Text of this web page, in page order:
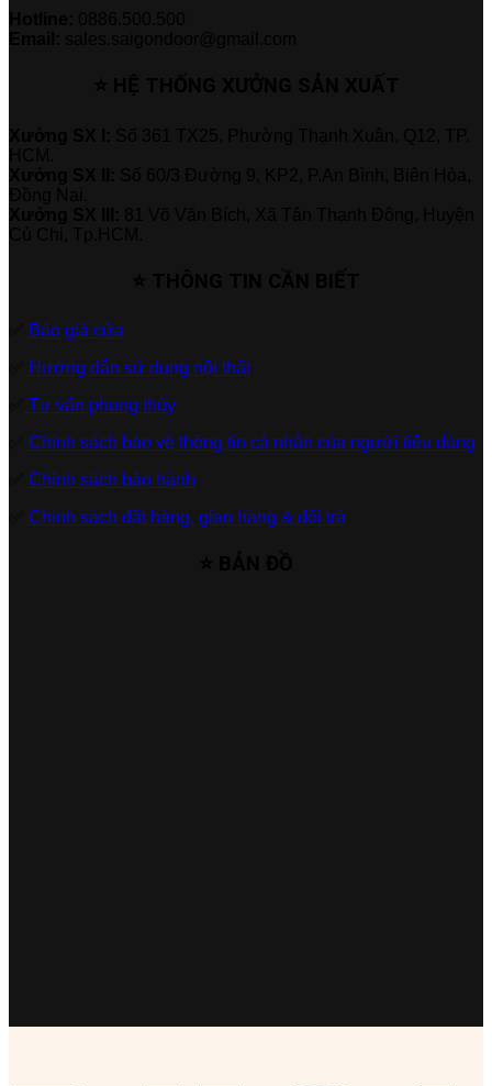
Báo giá cửa
Hướng dẫn sử dụng nội thất
Tư vấn phong thủy
Chính sách bảo vệ thông tin cá nhân của người tiêu dùng
Chính sách bảo hành
Chính sách đặt hàng, giao hàng & đổi trả